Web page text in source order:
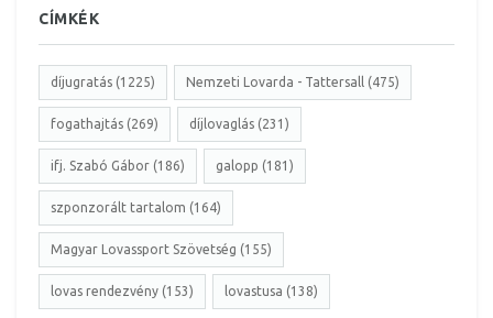
CÍMKÉK
díjugratás (1225) Nemzeti Lovarda - Tattersall (475)
fogathajtás (269) díjlovaglás (231)
ifj. Szabó Gábor (186) galopp (181)
szponzorált tartalom (164)
Magyar Lovassport Szövetség (155)
lovas rendezvény (153) lovastusa (138)